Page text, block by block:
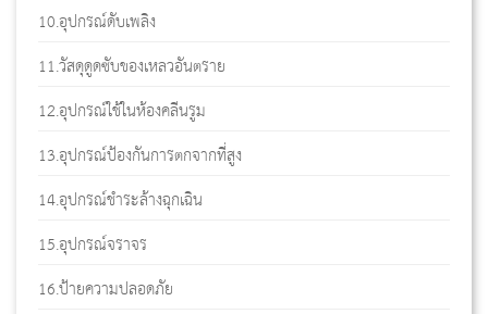
10.อุปกรณ์ดับเพลิง
11.วัสดุดูดซับของเหลวอันตราย
12.อุปกรณ์ใช้ในห้องคลีนรูม
13.อุปกรณ์ป้องกันการตกจากที่สูง
14.อุปกรณ์ชำระล้างฉุกเฉิน
15.อุปกรณ์จราจร
16.ป้ายความปลอดภัย